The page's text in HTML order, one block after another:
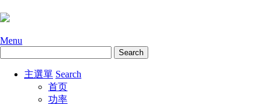
Menu
主選單 Search
首页
功率